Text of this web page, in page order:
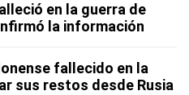
en la guerra de
la información
fallecido en la
sus restos desde Rusia